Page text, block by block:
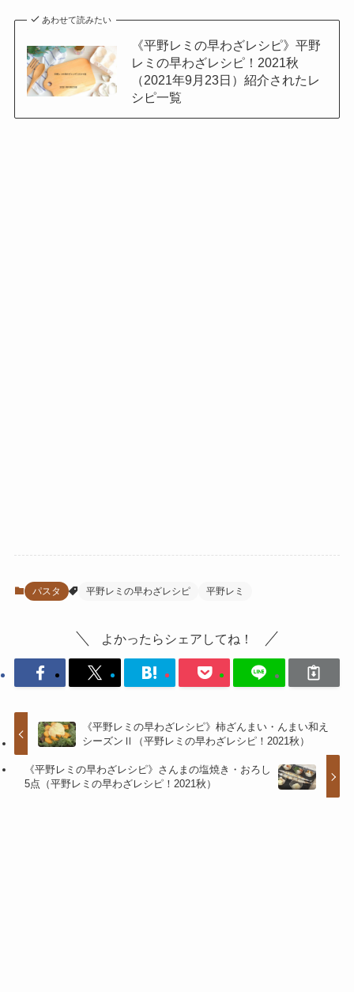
あわせて読みたい
《平野レミの早わざレシピ》平野
レミの早わざレシピ！2021秋
（2021年9月23日）紹介されたレ
シピ一覧
パスタ 平野レミの早わざレシピ 平野レミ
よかったらシェアしてね！
《平野レミの早わざレシピ》柿ざんまい・んまい和え
シーズンⅡ（平野レミの早わざレシピ！2021秋）
《平野レミの早わざレシピ》さんまの塩焼き・おろし
5点（平野レミの早わざレシピ！2021秋）